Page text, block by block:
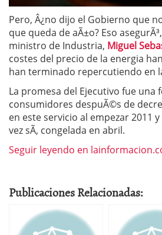
Pero, Â¿no dijo el Gobierno que
que queda de aÃ±o? Eso
ministro de Industria, Miguel
costes del precio de la energia
han terminado repercutiendo en
La promesa del Ejecutivo fue una
consumidores despuÃ©s de
en este servicio al empezar 2011
vez sÃ­, congelada en abril.
Seguir leyendo en
Publicaciones Relacionadas: